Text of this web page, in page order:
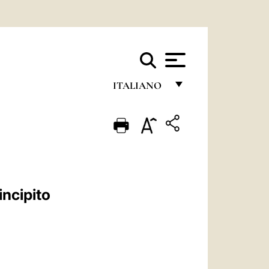
ITALIANO
ENGLISH